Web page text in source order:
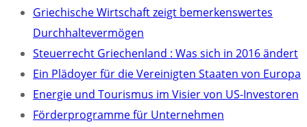
Griechische Wirtschaft zeigt bemerkenswertes
Durchhaltevermögen
Steuerrecht Griechenland : Was sich in 2016 ändert
Ein Plädoyer für die Vereinigten Staaten von Europa
Energie und Tourismus im Visier von US-Investoren
Förderprogramme für Unternehmen